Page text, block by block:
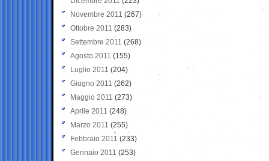
Novembre 2011 (267)
Ottobre 2011 (283)
Settembre 2011 (268)
Agosto 2011 (155)
Luglio 2011 (204)
Giugno 2011 (262)
Maggio 2011 (273)
Aprile 2011 (248)
Marzo 2011 (255)
Febbraio 2011 (233)
Gennaio 2011 (253)